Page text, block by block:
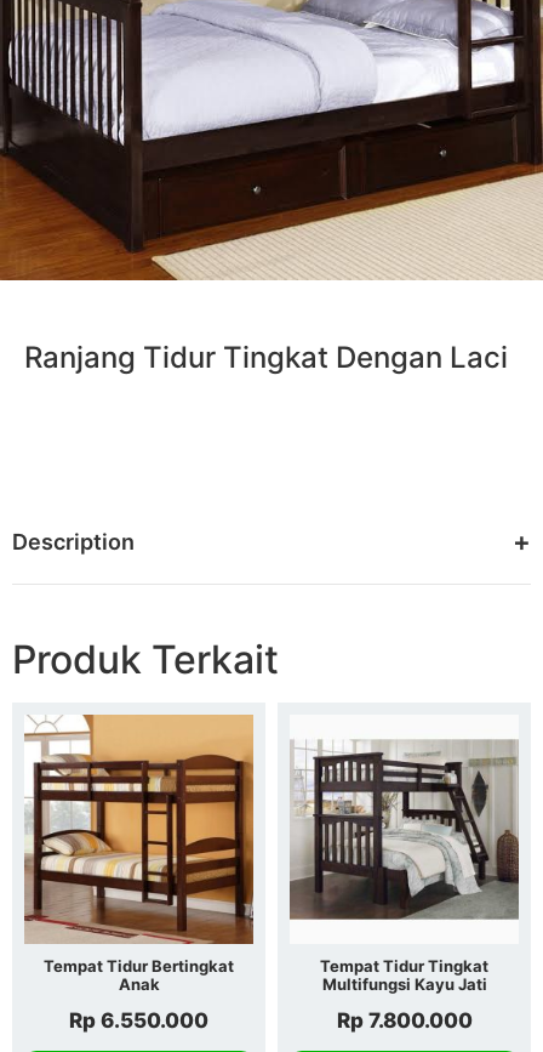
Ranjang Tidur Tingkat Dengan Laci
Description
Produk Terkait
Tempat Tidur Bertingkat
Anak
Rp 6.550.000
Tempat Tidur Tingkat
Multifungsi Kayu Jati
Rp7.800.000